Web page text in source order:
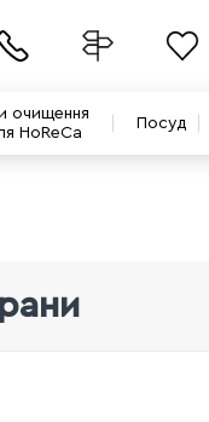
очищення
HoReCa
Посуд